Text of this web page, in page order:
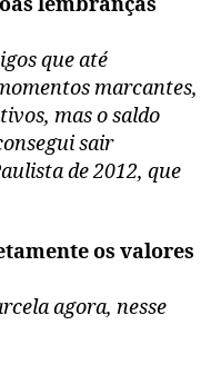
que até
marcantes,
mas o saldo
sair
de 2012, que
os valores
agora, nesse